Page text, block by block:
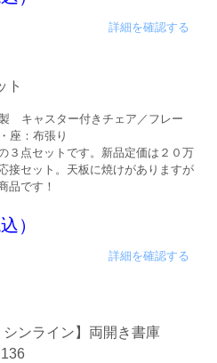
詳細を確認する
ト
キャスター付きチェア／フレー
座：布張り
３点セットです。新品定価は２０万
接セット。天板に焼けがありますが
品です！
）
詳細を確認する
シンライン】両開き書庫